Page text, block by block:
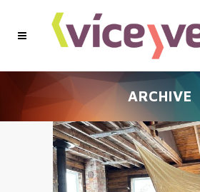
ARCHIVE